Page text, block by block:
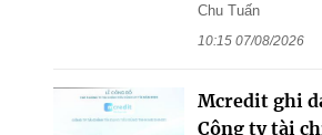
Chu Tuấn
10:15 07/08/2026
Mcredit ghi
Công ty tài